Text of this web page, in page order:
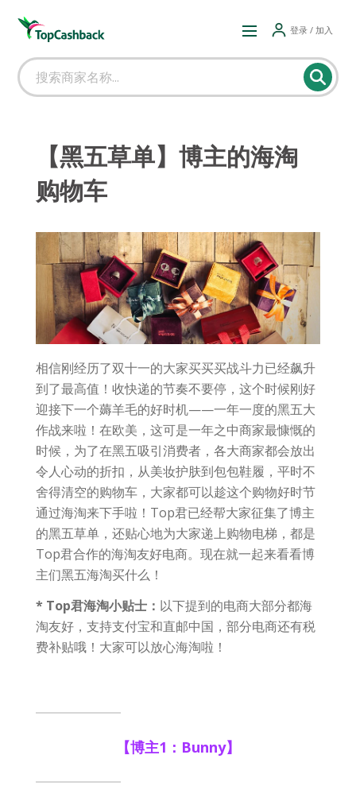
登录 / 加入
【黑五草单】博主的海淘
购物车
相信刚经历了双十一的大家买买买战斗力已经飙升
到了最高值！收快递的节奏不要停，这个时候刚好
迎接下一个薅羊毛的好时机——一年一度的黑五大
作战来啦！在欧美，这可是一年之中商家最慷慨的
时候，为了在黑五吸引消费者，各大商家都会放出
令人心动的折扣，从美妆护肤到包包鞋履，平时不
舍得清空的购物车，大家都可以趁这个购物好时节
通过海淘来下手啦！Top君已经帮大家征集了博主
的黑五草单，还贴心地为大家递上购物电梯，都是
Top君合作的海淘友好电商。现在就一起来看看博
主们黑五海淘买什么！
* Top君海淘小贴士： 以下提到的电商大部分都海
淘友好，支持支付宝和直邮中国，部分电商还有税
费补贴哦！大家可以放心海淘啦！
【博主1：Bunny】